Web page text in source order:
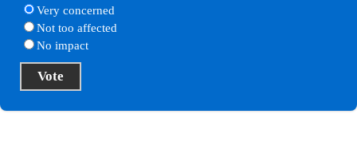
Very concerned
Not too affected
No impact